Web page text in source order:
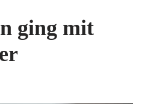
ging mit